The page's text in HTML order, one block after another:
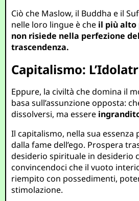
Ciò che Maslow, il Buddha e il
nelle loro lingue è che il più alto
non risiede nella perfezione
trascendenza.
Capitalismo:
Eppure, la civiltà che domina il
basa sull’assunzione opposta:
dissolversi, ma essere
Il capitalismo, nella sua essenza
dalla fame dell’ego. Prospera
desiderio spirituale in desiderio
convincendoci che il vuoto
riempito con possedimenti,
stimolazione.